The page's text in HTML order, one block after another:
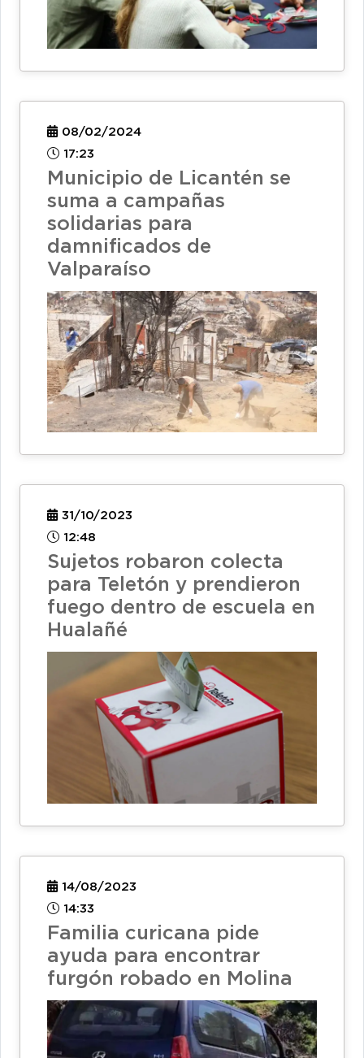
08/02/2024
17:23
Municipio de Licantén se
suma a campañas
solidarias para
damnificados de
Valparaíso
31/10/2023
12:48
Sujetos robaron colecta
para Teletón y prendieron
fuego dentro de escuela en
Hualañé
14/08/2023
14:33
Familia curicana pide
ayuda para encontrar
furgón robado en Molina